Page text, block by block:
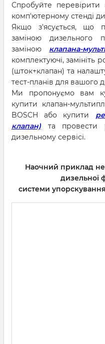
Спробуйте перевірити
комп'ютерному стенді
Якщо з'ясується, що
заміною дизельного
заміною клапана-
комплектуючі, замініть
(шток+клапан) та
тест-планів для вашого
Ми пропонуємо вам
купити клапан-
BOSCH або купити
клапан) та провести
дизельному сервісі.
Наочний приклад
дизельної
системи